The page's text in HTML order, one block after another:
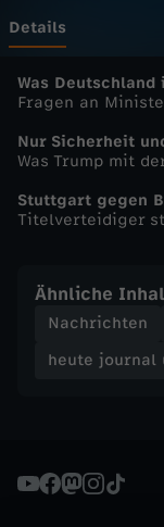
u
p
d
a
e
-
u
Details
Was Deutschland
Fragen an
Nur Sicherheit
Was Trump mit
Stuttgart gegen
Titelverteidiger
Ähnliche
Nachrichten
heute journal